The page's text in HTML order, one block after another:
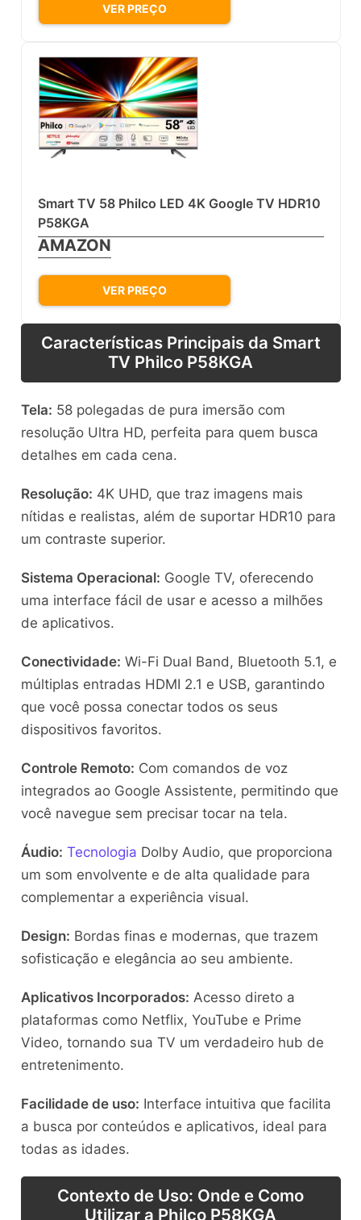
VER PREÇO
Smart TV 58 Philco LED 4K Google TV HDR10
P58KGA
AMAZON
VER PREÇO
Características Principais da Smart
TV Philco P58KGA
Tela: 58 polegadas de pura imersão com
resolução Ultra HD, perfeita para quem busca
detalhes em cada cena.
Resolução: 4K UHD, que traz imagens mais
nítidas e realistas, além de suportar HDR10 para
um contraste superior.
Sistema Operacional: Google TV, oferecendo
uma interface fácil de usar e acesso a milhões
de aplicativos.
Conectividade: Wi-Fi Dual Band, Bluetooth 5.1, e
múltiplas entradas HDMI 2.1 e USB, garantindo
que você possa conectar todos os seus
dispositivos favoritos.
Controle Remoto: Com comandos de voz
integrados ao Google Assistente, permitindo que
você navegue sem precisar tocar na tela.
Áudio: Tecnologia Dolby Audio, que proporciona
um som envolvente e de alta qualidade para
complementar a experiência visual.
Design: Bordas finas e modernas, que trazem
sofisticação e elegância ao seu ambiente.
Aplicativos Incorporados: Acesso direto a
plataformas como Netflix, YouTube e Prime
Video, tornando sua TV um verdadeiro hub de
entretenimento.
Facilidade de uso: Interface intuitiva que facilita
a busca por conteúdos e aplicativos, ideal para
todas as idades.
Contexto de Uso: Onde e Como
Utilizar a Philco P58KGA